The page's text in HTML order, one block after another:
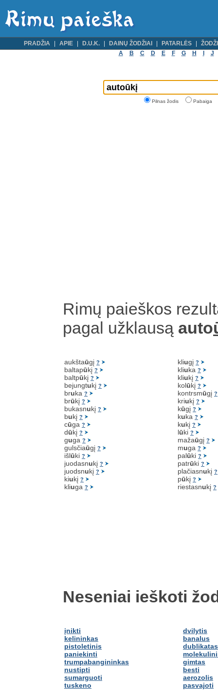
PRADŽIA APIE D.U.K. DAINŲ ŽODŽIAI PATARLĖS
A
B C D E F G H J
Pilnas žodis Pabaiga
Rimų paieškos
pagal užklausą auto
aukštaūgį ?
baltapūkį ?
baltpūkį ?
bejungtukį ?
bruka ?
brūkį ?
bukasnukį ?
bukį ?
cūga ?
dūkį ?
guga ?
gulsčiaūgį ?
išlūki ?
juodasnukį ?
juodsnukį ?
kiukį ?
kliuga ?
kliugį ?
kliuka ?
kliukį ?
kolūkį ?
kontrsmūgį ?
kriukį ?
kūgį ?
kuka ?
kukį ?
lūki ?
mažaūgį ?
muga ?
palūki ?
patrūki ?
plačiasnukį ?
pūkį ?
riestasnukį ?
Neseniai ieškoti
įnikti
kelininkas
pistoletinis
paniekinti
trumpabangininkas
nustipti
sumarguoti
tuskeno
dvilytis
banalus
dublikatas
gimtas
besti
aerozolis
pasvajoti